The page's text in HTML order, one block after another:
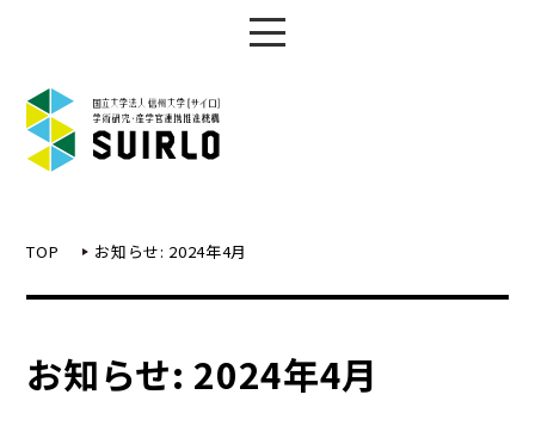
TOP お知らせ: 2024年4月
お知らせ: 2024年4月